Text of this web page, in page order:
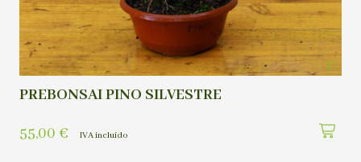
PREBONSAI PINO SILVESTRE
55,00 € IVA incluído